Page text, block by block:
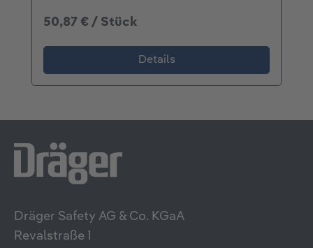
50,87 € / Stück
Details
Dräger Safety AG & Co. KGaA
Revalstraße 1